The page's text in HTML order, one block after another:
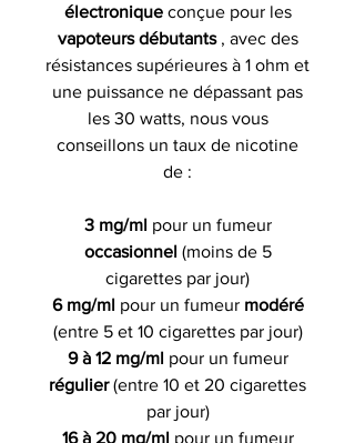
électroniqueconçue pour les
vapoteurs débutants , avec des
résistances supérieures à 1 ohm et
une puissance ne dépassant pas
les 30 watts, nous vous
conseillons un taux de nicotine
de :
3 mg/ml pour un fumeur
occasionnel (moins de 5
cigarettes par jour)
6 mg/ml pour un fumeur modéré
(entre 5 et 10 cigarettes par jour)
9 à 12 mg/ml pour un fumeur
régulier(entre 10 et 20 cigarettes
par jour)
16 à 20 mg/ml pour un fumeur